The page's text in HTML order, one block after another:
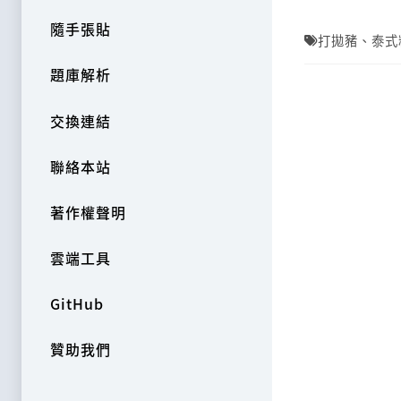
隨手張貼
題庫解析
交換連結
聯絡本站
著作權聲明
雲端工具
GitHub
贊助我們
打拋豬 、 泰